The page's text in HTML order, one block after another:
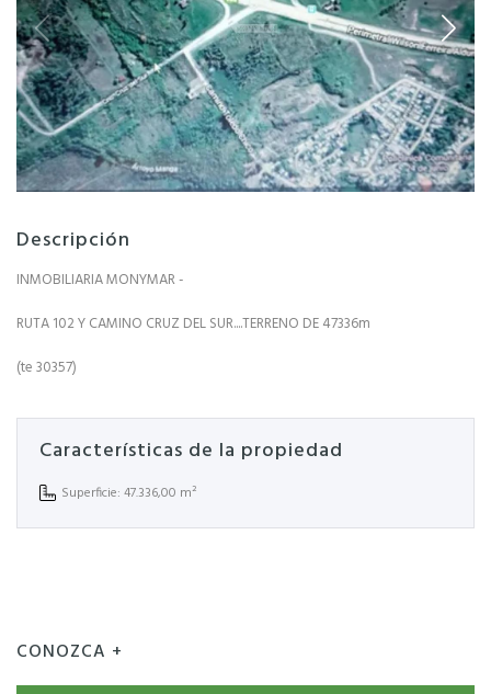
Descripción
INMOBILIARIA MONYMAR -
RUTA 102 Y CAMINO CRUZ DEL SUR....TERRENO DE 47336m
(te 30357)
Características de la propiedad
Superficie: 47.336,00 m²
CONOZCA +